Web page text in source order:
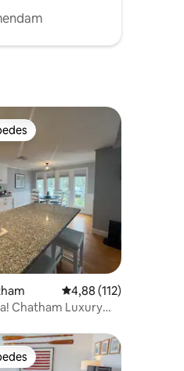
137 avaliações
4,88 de uma avaliação
4,88 (112)
Chatham Luxury